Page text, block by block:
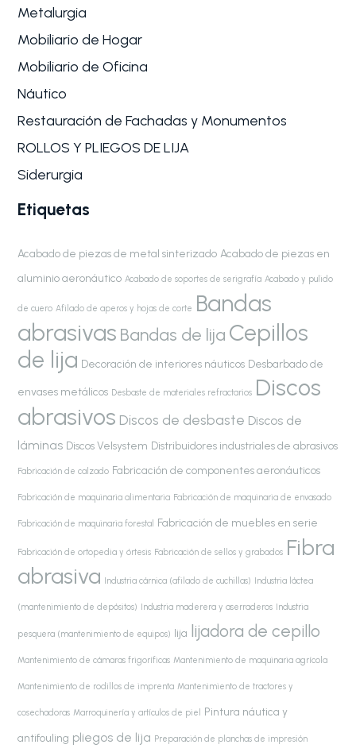
Metalurgia
Mobiliario de Hogar
Mobiliario de Oficina
Náutico
Restauración de Fachadas y Monumentos
ROLLOS Y PLIEGOS DE LIJA
Siderurgia
Etiquetas
Acabado de piezas de metal sinterizado Acabado de piezas en
aluminio aeronáutico Acabado de soportes de serigrafía Acabado y pulido
de cuero Afilado de aperos y hojas de corte Bandas
abrasivas Bandas de lija Cepillos
de lija Decoración de interiores náuticos Desbarbado de
envases metálicos Desbaste de materiales refractarios Discos
abrasivos Discos de desbaste Discos de
láminas Discos Velsystem Distribuidores industriales de abrasivos
Fabricación de calzado Fabricación de componentes aeronáuticos
Fabricación de maquinaria alimentaria Fabricación de maquinaria de envasado
Fabricación de maquinaria forestal Fabricación de muebles en serie
Fabricación de ortopedia y órtesis Fabricación de sellos y grabados Fibra
abrasiva
Industria cárnica (afilado de cuchillas) Industria láctea
(mantenimiento de depósitos) Industria maderera y aserraderos Industria
pesquera (mantenimiento de equipos) lija lijadora de cepillo
Mantenimiento de cámaras frigoríficas Mantenimiento de maquinaria agrícola
Mantenimiento de rodillos de imprenta Mantenimiento de tractores y
cosechadoras Marroquinería y artículos de piel Pintura náutica y
antifouling pliegos de lija Preparación de planchas de impresión